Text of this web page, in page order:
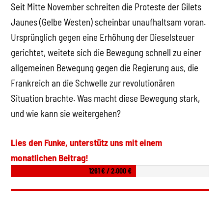
Seit Mitte November schreiten die Proteste der Gilets
Jaunes (Gelbe Westen) scheinbar unaufhaltsam voran.
Ursprünglich gegen eine Erhöhung der Dieselsteuer
gerichtet, weitete sich die Bewegung schnell zu einer
allgemeinen Bewegung gegen die Regierung aus, die
Frankreich an die Schwelle zur revolutionären
Situation brachte. Was macht diese Bewegung stark,
und wie kann sie weitergehen?
Lies den Funke, unterstütz uns mit einem
monatlichen Beitrag!
1261 € / 2.000 €